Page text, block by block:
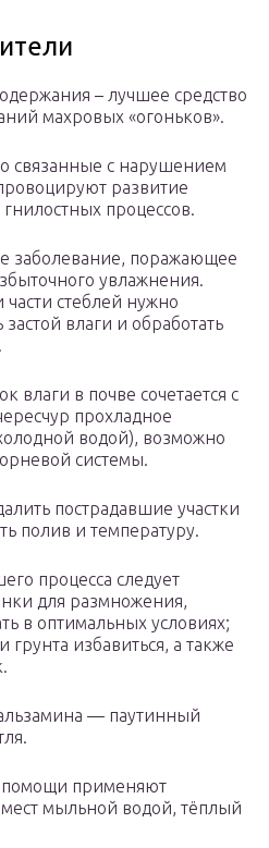
– лучшее средство
махровых «огоньков».
связанные с нарушением
развитие
процессов.
заболевание, поражающее
увлажнения.
стеблей нужно
влаги и обработать
влаги в почве сочетается с
прохладное
водой), возможно
системы.
пострадавшие участки
полив и температуру.
процесса следует
для размножения,
в оптимальных условиях;
грунта избавиться, а также
— паутинный
помощи применяют
мыльной водой, тёплый